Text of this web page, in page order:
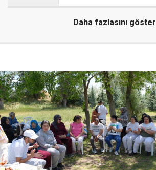
Daha fazlasını göster